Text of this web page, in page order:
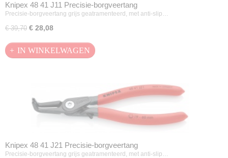
Knipex 48 41 J11 Precisie-borgveertang
Precisie-borgveertang grijs geatramenteerd, met anti-slip…
€ 39,70 € 28,08
IN WINKELWAGEN
Knipex 48 41 J21 Precisie-borgveertang
Precisie-borgveertang grijs geatramenteerd, met anti-slip…